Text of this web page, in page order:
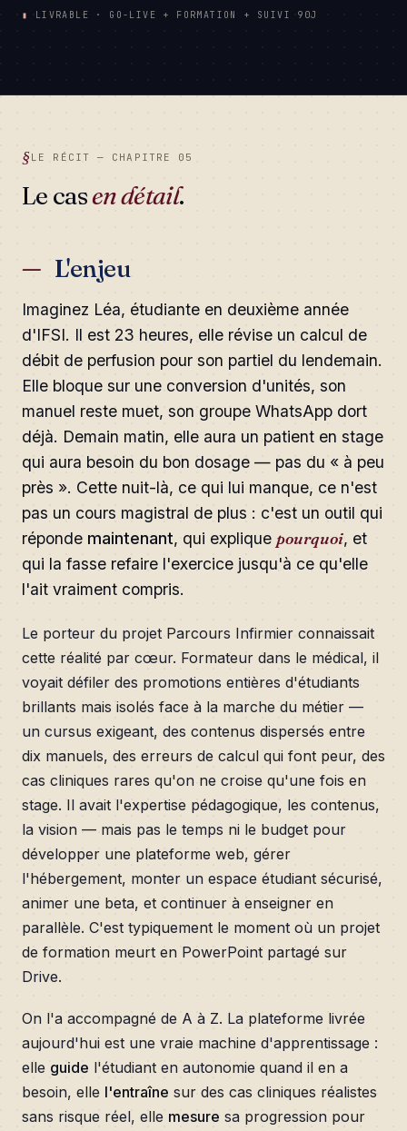
▮ LIVRABLE · GO-LIVE + FORMATION + SUIVI 90J
LE RÉCIT — CHAPITRE 05
Le casen détail.
L'enjeu
Imaginez Léa, étudiante en deuxième année
d'IFSI. Il est 23 heures, elle révise un calcul de
débit de perfusion pour son partiel du lendemain.
Elle bloque sur une conversion d'unités, son
manuel reste muet, son groupe WhatsApp dort
déjà. Demain matin, elle aura un patient en stage
qui aura besoin du bon dosage — pas du « à peu
près ». Cette nuit-là, ce qui lui manque, ce n'est
pas un cours magistral de plus : c'est un outil qui
réponde maintenant, qui explique pourquoi, et
qui la fasse refaire l'exercice jusqu'à ce qu'elle
l'ait vraiment compris.
Le porteur du projet Parcours Infirmier connaissait
cette réalité par cœur. Formateur dans le médical, il
voyait défiler des promotions entières d'étudiants
brillants mais isolés face à la marche du métier —
un cursus exigeant, des contenus dispersés entre
dix manuels, des erreurs de calcul qui font peur, des
cas cliniques rares qu'on ne croise qu'une fois en
stage. Il avait l'expertise pédagogique, les contenus,
la vision — mais pas le temps ni le budget pour
développer une plateforme web, gérer
l'hébergement, monter un espace étudiant sécurisé,
animer une beta, et continuer à enseigner en
parallèle. C'est typiquement le moment où un projet
de formation meurt en PowerPoint partagé sur
Drive.
On l'a accompagné de A à Z. La plateforme livrée
aujourd'hui est une vraie machine d'apprentissage :
elle guide l'étudiant en autonomie quand il en a
besoin, elle l'entraîne sur des cas cliniques réalistes
sans risque réel, elle mesure sa progression pour